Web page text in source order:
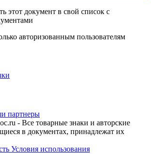
этот документ в свой список с
авторизованным пользователям
партнеры
- Все товарные знаки и авторские
в документах, принадлежат их
Условия использования